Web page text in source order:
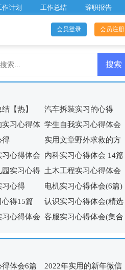
作计划 工作总结 辞职报告
会员登录 会员注册
【热】
汽车拆装实习的心得
习心得体 学生自我实习心得体会
得
实用文章野外求救的方
法
心得体会
内科实习心得体会 14篇
园实习心得 土木工程实习心得体会
(集锦15篇)
习心得
电机实习心得体会(6篇)
得15篇
认识实习心得体会(精选
15篇)
心得体会 客服实习心得体会(集合
体会6篇
2022年实用的新年微信